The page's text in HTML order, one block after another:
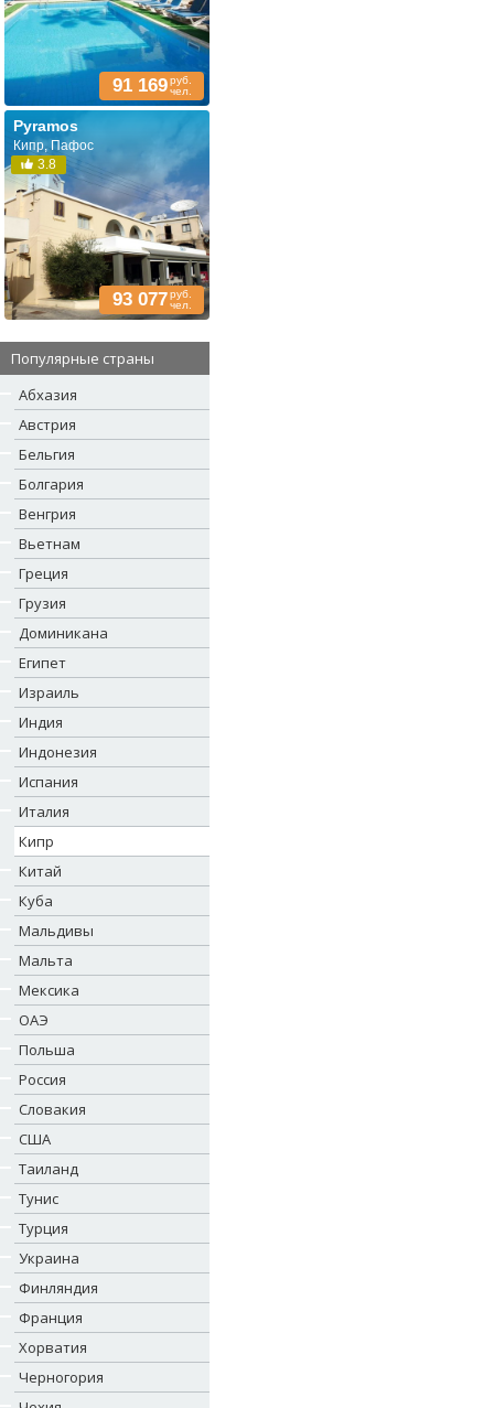
91 169руб.
чел.
Pyramos
Кипр, Пафос
3.8
93 077руб.
чел.
Популярные страны
Абхазия
Австрия
Бельгия
Болгария
Венгрия
Вьетнам
Греция
Грузия
Доминикана
Египет
Израиль
Индия
Индонезия
Испания
Италия
Кипр
Китай
Куба
Мальдивы
Мальта
Мексика
ОАЭ
Польша
Россия
Словакия
США
Таиланд
Тунис
Турция
Украина
Финляндия
Франция
Хорватия
Черногория